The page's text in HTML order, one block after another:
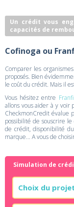
Un crédit vous
capacités de
Cofinoga ou
Comparer les
proposés. Bien
le coût du crédit. Mais il
Vous hésitez entre
allons vous aider à y voir
CheckmonCredit évalue
possibilité de souscrire
de crédit, disponibilité
marque... A vous de
Simulation de